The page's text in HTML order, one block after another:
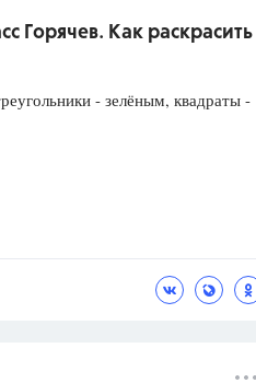
Горячев. Как раскрасить
- зелёным, квадраты -